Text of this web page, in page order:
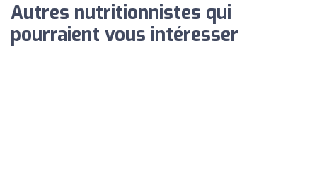
Autres nutritionnistes qui
pourraient vous intéresser